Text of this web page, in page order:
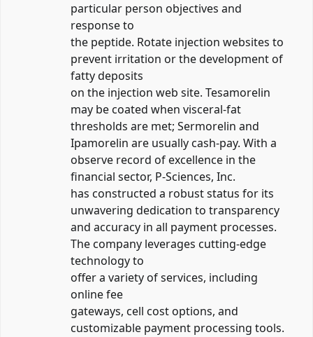
particular person objectives and
response to
the peptide. Rotate injection websites to
prevent irritation or the development of
fatty deposits
on the injection web site. Tesamorelin
may be coated when visceral-fat
thresholds are met; Sermorelin and
Ipamorelin are usually cash-pay. With a
observe record of excellence in the
financial sector, P-Sciences, Inc.
has constructed a robust status for its
unwavering dedication to transparency
and accuracy in all payment processes.
The company leverages cutting-edge
technology to
offer a variety of services, including
online fee
gateways, cell cost options, and
customizable payment processing tools.